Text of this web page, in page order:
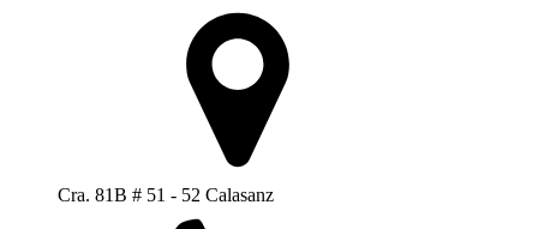
Cra. 81B # 51 - 52 Calasanz